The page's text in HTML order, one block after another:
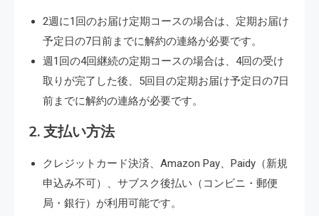
2週に1回のお届け定期コースの場合は、定期お届け
予定日の7日前までに解約の連絡が必要です。
週1回の4回継続の定期コースの場合は、4回の受け
取りが完了した後、5回目の定期お届け予定日の7日
前までに解約の連絡が必要です。
2.支払い方法
クレジットカード決済、Amazon Pay、Paidy（新規
申込み不可）、サブスク後払い（コンビニ・郵便
局・銀行）が利用可能です。